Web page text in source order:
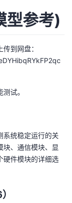
型参考)
到网盘：
试。
系统稳定运行的关
块、通信模块、显
硬件模块的详细选